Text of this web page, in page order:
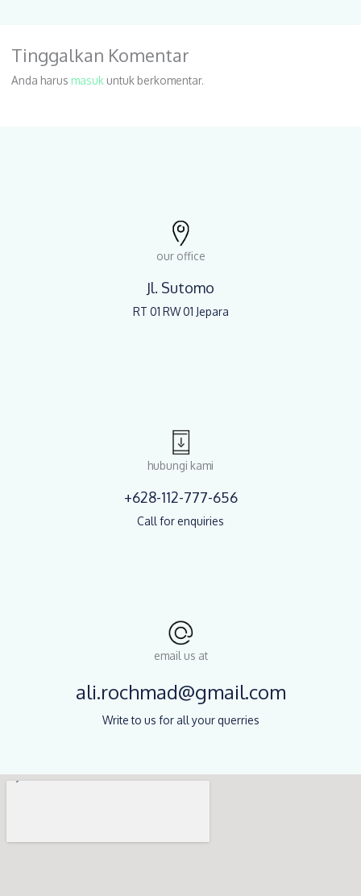
Tinggalkan Komentar
Anda harus masukuntuk berkomentar.
our office
Jl. Sutomo
RT 01 RW 01 Jepara
hubungi kami
+628-112-777-656
Call for enquiries
email us at
ali.rochmad@gmail.com
Write to us for all your querries